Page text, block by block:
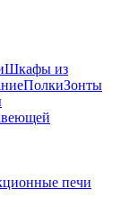
Шкафы из
ПолкиЗонты
печи